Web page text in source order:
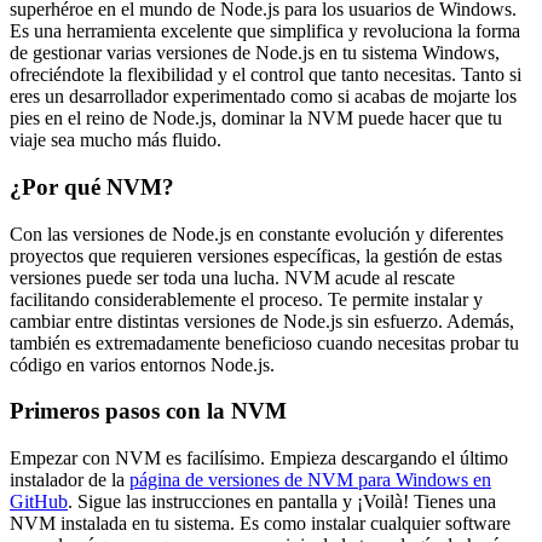
superhéroe en el mundo de Node.js para los usuarios de Windows.
Es una herramienta excelente que simplifica y revoluciona la forma
de gestionar varias versiones de Node.js en tu sistema Windows,
ofreciéndote la flexibilidad y el control que tanto necesitas. Tanto si
eres un desarrollador experimentado como si acabas de mojarte los
pies en el reino de Node.js, dominar la NVM puede hacer que tu
viaje sea mucho más fluido.
¿Por qué NVM?
Con las versiones de Node.js en constante evolución y diferentes
proyectos que requieren versiones específicas, la gestión de estas
versiones puede ser toda una lucha. NVM acude al rescate
facilitando considerablemente el proceso. Te permite instalar y
cambiar entre distintas versiones de Node.js sin esfuerzo. Además,
también es extremadamente beneficioso cuando necesitas probar tu
código en varios entornos Node.js.
Primeros pasos con la NVM
Empezar con NVM es facilísimo. Empieza descargando el último
instalador de la página de versiones de NVM para Windows en
GitHub. Sigue las instrucciones en pantalla y ¡Voilà! Tienes una
NVM instalada en tu sistema. Es como instalar cualquier software